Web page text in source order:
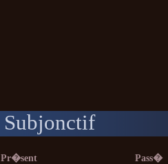
Subjonctif
Pr�sent
Pass�